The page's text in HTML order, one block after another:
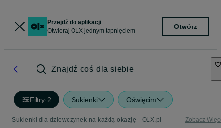
Przejdź do aplikacji
Otwieraj OLX jednym tapnięciem
Otwórz
Znajdź coś dla siebie
Filtry·2 Sukienki Oświęcim
Sukienki dla dziewczynek na każdą okazję - OLX.pl Zobacz